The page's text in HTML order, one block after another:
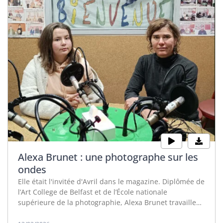
Alexa Brunet : une photographe sur les
ondes
Elle était l'invitée d'Avril dans le magazine. Diplômée de
l’Art College de Belfast et de l’École nationale
supérieure de la photographie, Alexa Brunet travaille